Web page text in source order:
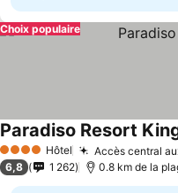
Choix populaire
4 Étoiles Hôtel Accès central
Paradiso Resort
6,8 1 262 0.8 km de la